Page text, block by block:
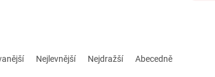
Nejlevnější Nejdražší Abecedně